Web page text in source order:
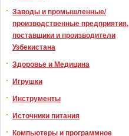
Заводы и промышленные/
производственные предприятия,
поставщики и производители
Узбекистана
Здоровье и Медицина
Игрушки
Инструменты
Источники питания
Компьютеры и программное